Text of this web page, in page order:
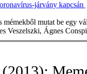
járvány kapcsán
válogatást. Abstract in English
Veszelszki,